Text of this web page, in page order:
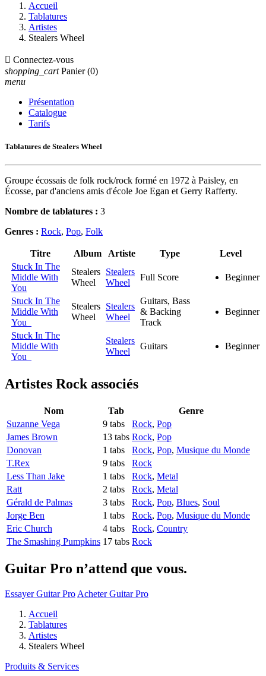
Accueil
Tablatures
Artistes
Stealers Wheel
 Connectez-vous
shopping_cart Panier (0)
menu
Présentation
Catalogue
Tarifs
Tablatures de Stealers Wheel
Groupe écossais de folk rock/rock formé en 1972 à Paisley, en
Écosse, par d'anciens amis d'école Joe Egan et Gerry Rafferty.
Nombre de tablatures : 3
Genres : Rock, Pop, Folk
Titre Album Artiste Type
Level
Stuck In The
Middle With
You
Stealers
Wheel
Stealers
Wheel
Full Score Beginner
Stuck In The
Middle With
You
Stealers
Wheel
Stealers
Wheel
Guitars, Bass
& Backing
Track
Beginner
Stuck In The
Middle With
You
Stealers
Wheel
Guitars Beginner
Artistes Rockassociés
Nom Tab
Genre
Suzanne Vega
9 tabs Rock, Pop
James Brown
13 tabs Rock, Pop
Donovan
1 tabs Rock, Pop, Musique du Monde
T.Rex
9 tabs
Rock
Less Than Jake
1 tabs Rock, Metal
Ratt
2 tabs Rock, Metal
Gérald de Palmas
3 tabs Rock, Pop, Blues, Soul
Jorge Ben
1 tabs Rock, Pop, Musique du Monde
Eric Church
4 tabs Rock, Country
The Smashing Pumpkins 17 tabs Rock
Guitar Pro n’attend que vous.
Essayer Guitar Pro Acheter Guitar Pro
Accueil
Tablatures
Artistes
Stealers Wheel
Produits & Services